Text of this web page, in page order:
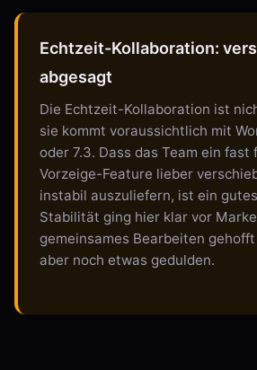
Echtzeit-Kollaboration:
abgesagt
Die Echtzeit-Kollaboration ist
sie kommt voraussichtlich mit
oder 7.3. Dass das Team ein fast
Vorzeige-Feature lieber
instabil auszuliefern, ist ein
Stabilität ging hier klar vor
gemeinsames Bearbeiten
aber noch etwas gedulden.